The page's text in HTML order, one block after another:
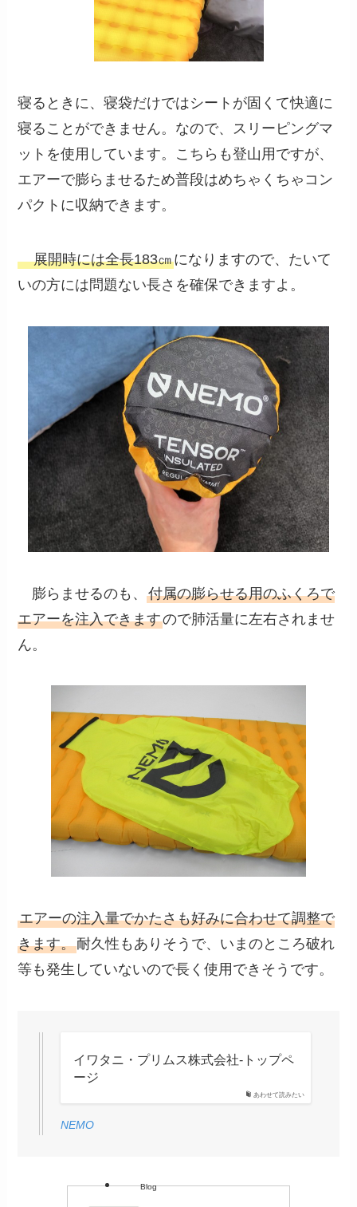
寝るときに、寝袋だけではシートが固くて快適に
寝ることができません。なので、スリーピングマ
ットを使用しています。こちらも登山用ですが、
エアーで膨らませるため普段はめちゃくちゃコン
パクトに収納できます。
展開時には全長183㎝になりますので、たいて
いの方には問題ない長さを確保できますよ。
膨らませるのも、付属の膨らせる用のふくろで
エアーを注入できますので肺活量に左右されませ
ん。
エアーの注入量でかたさも好みに合わせて調整で
きます。耐久性もありそうで、いまのところ破れ
等も発生していないので長く使用できそうです。
あわせて読みたい
イワタニ・プリムス株式会社-トップペ
ージ
NEMO
Blog